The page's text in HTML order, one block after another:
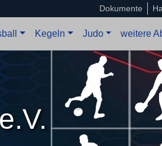
Dokumente
Kegeln Judo weitere